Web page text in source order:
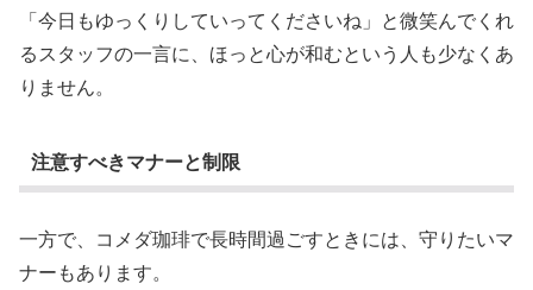
「今日もゆっくりしていってくださいね」と微笑んでくれ
るスタッフの一言に、ほっと心が和むという人も少なくあ
りません。
注意すべきマナーと制限
一方で、コメダ珈琲で長時間過ごすときには、守りたいマ
ナーもあります。